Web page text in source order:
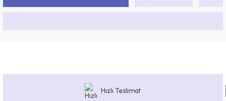
Hızlı Teslimat